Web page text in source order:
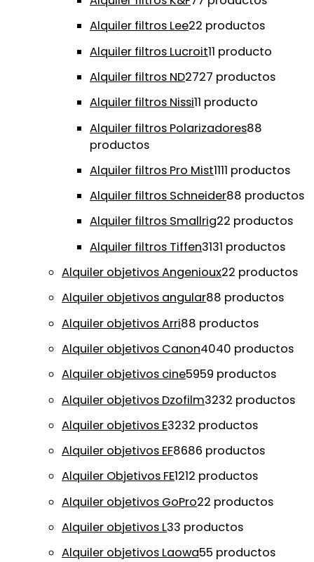
Alquiler filtros Lee22 productos
Alquiler filtros Lucroit11 producto
Alquiler filtros ND2727 productos
Alquiler filtros Nissi11 producto
Alquiler filtros Polarizadores88
productos
Alquiler filtros Pro Mist1111 productos
Alquiler filtros Schneider88 productos
Alquiler filtros Smallrig22 productos
Alquiler filtros Tiffen3131 productos
Alquiler objetivos Angenioux22 productos
Alquiler objetivos angular88 productos
Alquiler objetivos Arri88 productos
Alquiler objetivos Canon4040 productos
Alquiler objetivos cine5959 productos
Alquiler objetivos Dzofilm3232 productos
Alquiler objetivos E3232 productos
Alquiler objetivos EF8686 productos
Alquiler Objetivos FE1212 productos
Alquiler objetivos GoPro22 productos
Alquiler objetivos L33 productos
Alquiler objetivos Laowa55 productos